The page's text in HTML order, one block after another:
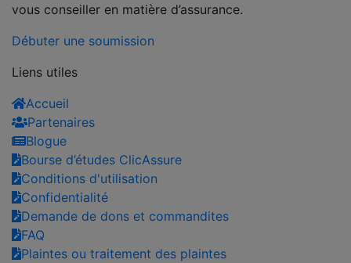
vous conseiller en matière d’assurance.
Débuter une soumission
Liens utiles
Accueil
Partenaires
Blogue
Bourse d’études ClicAssure
Conditions d'utilisation
Confidentialité
Demande de dons et commandites
FAQ
Plaintes ou traitement des plaintes